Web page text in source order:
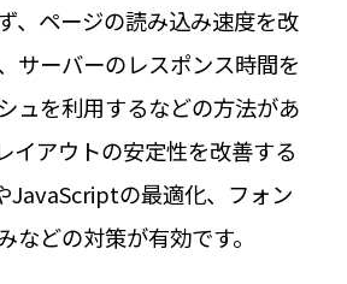
、ページの読み込み速度を改
サーバーのレスポンス時間を
ュを利用するなどの方法があ
イアウトの安定性を改善する
JavaScriptの最適化、フォン
などの対策が有効です。